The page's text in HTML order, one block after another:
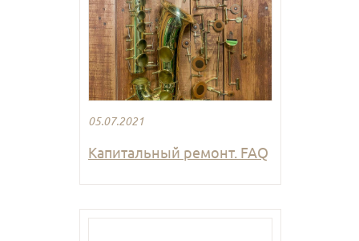
05.07.2021
Капитальный ремонт. FAQ